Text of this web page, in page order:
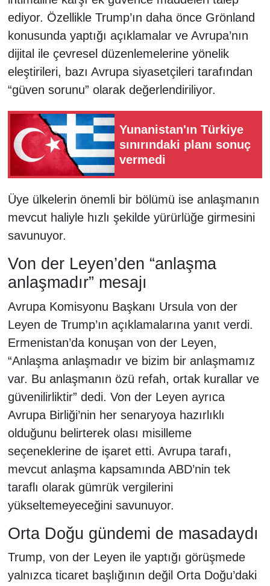
ediyor. Özellikle Trump’ın daha önce Grönland
konusunda yaptığı açıklamalar ve Avrupa’nın
dijital ile çevresel düzenlemelerine yönelik
eleştirileri, bazı Avrupa siyasetçileri tarafından
“güven sorunu” olarak değerlendiriliyor.
Yunanistan'ın Türkiye
sınırındaki planı sonuç
vermedi
Üye ülkelerin önemli bir bölümü ise anlaşmanın
mevcut haliyle hızlı şekilde yürürlüğe girmesini
savunuyor.
Von der Leyen’den “anlaşma
anlaşmadır” mesajı
Avrupa Komisyonu Başkanı Ursula von der
Leyen de Trump’ın açıklamalarına yanıt verdi.
Ermenistan’da konuşan von der Leyen,
“Anlaşma anlaşmadır ve bizim bir anlaşmamız
var. Bu anlaşmanın özü refah, ortak kurallar ve
güvenilirliktir” dedi. Von der Leyen ayrıca
Avrupa Birliği’nin her senaryoya hazırlıklı
olduğunu belirterek olası misilleme
seçeneklerine de işaret etti. Avrupa tarafı,
mevcut anlaşma kapsamında ABD’nin tek
taraflı olarak gümrük vergilerini
yükseltemeyeceğini savunuyor.
Orta Doğu gündemi de masadaydı
Trump, von der Leyen ile yaptığı görüşmede
yalnızca ticaret başlığının değil Orta Doğu’daki